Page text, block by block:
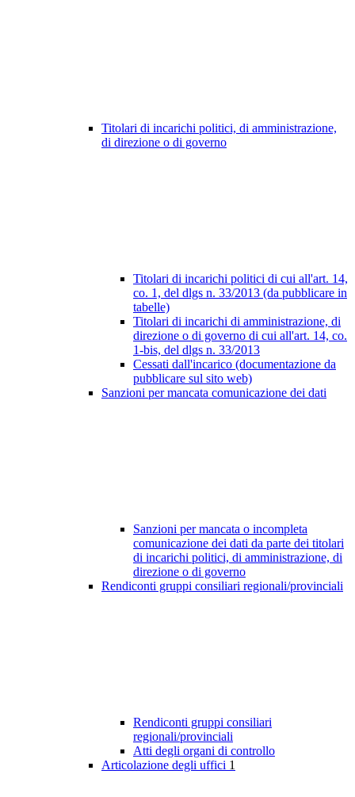
Titolari di incarichi politici, di amministrazione,
di direzione o di governo
Titolari di incarichi politici di cui all'art. 14,
co. 1, del dlgs n. 33/2013 (da pubblicare in
tabelle)
Titolari di incarichi di amministrazione, di
direzione o di governo di cui all'art. 14, co.
1-bis, del dlgs n. 33/2013
Cessati dall'incarico (documentazione da
pubblicare sul sito web)
Sanzioni per mancata comunicazione dei dati
Sanzioni per mancata o incompleta
comunicazione dei dati da parte dei titolari
di incarichi politici, di amministrazione, di
direzione o di governo
Rendiconti gruppi consiliari regionali/provinciali
Rendiconti gruppi consiliari
regionali/provinciali
Atti degli organi di controllo
Articolazione degli uffici 1